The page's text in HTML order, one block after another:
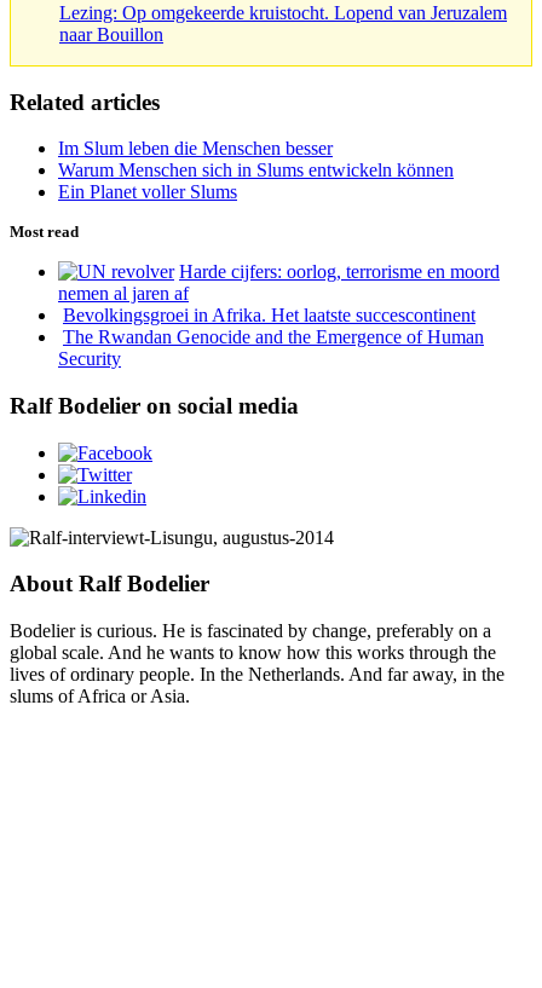
Lezing: Op omgekeerde kruistocht. Lopend van Jeruzalem
naar Bouillon
Related articles
Im Slum leben die Menschen besser
Warum Menschen sich in Slums entwickeln können
Ein Planet voller Slums
Most read
Harde cijfers: oorlog, terrorisme en moord
nemen al jaren af
Bevolkingsgroei in Afrika. Het laatste succescontinent
The Rwandan Genocide and the Emergence of Human
Security
Ralf Bodelier on social media
About Ralf Bodelier
Bodelier is curious. He is fascinated by change, preferably on a
global scale. And he wants to know how this works through the
lives of ordinary people. In the Netherlands. And far away, in the
slums of Africa or Asia.